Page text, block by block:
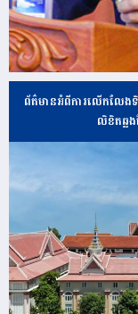
ព័ត៌មានអំពីការលើកលែងទិ
លិខិតឆ្ល